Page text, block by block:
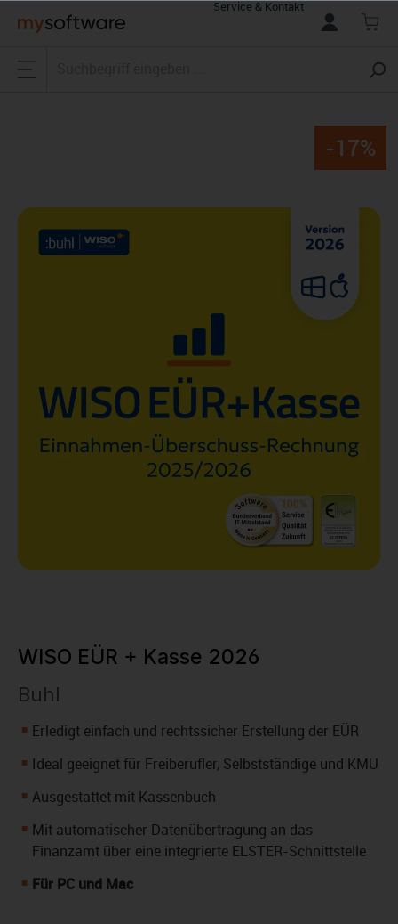
springen
Service & Kontakt
-17%
WISO EÜR + Kasse 2026
Buhl
Erledigt einfach und rechtssicher Erstellung der EÜR
Ideal geeignet für Freiberufler, Selbstständige und KMU
Ausgestattet mit Kassenbuch
Mit automatischer Datenübertragung an das
Finanzamt über eine integrierte ELSTER-Schnittstelle
Für PC und Mac